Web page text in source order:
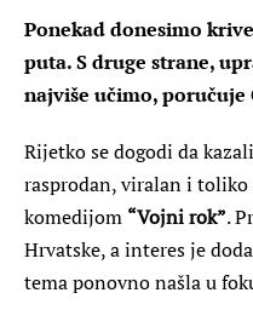
Ponekad donesimo
puta. S druge strane,
najviše učimo, poručuje
Rijetko se dogodi da
rasprodan, viralan i
komedijom “Vojni rok”.
Hrvatske, a interes je
tema ponovno našla u